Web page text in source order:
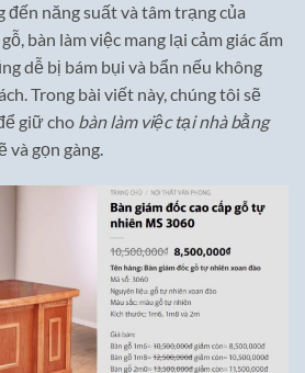
năng suất và tâm trạng của
bàn làm việc mang lại cảm giác ấm
dễ bị bám bụi và bẩn nếu không
Trong bài viết này, chúng tôi sẽ
giữ cho bàn làm việc tại nhà bằng
và gọn gàng.